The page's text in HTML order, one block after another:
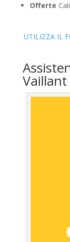
Offerte
UTILIZZA IL
Vaillant